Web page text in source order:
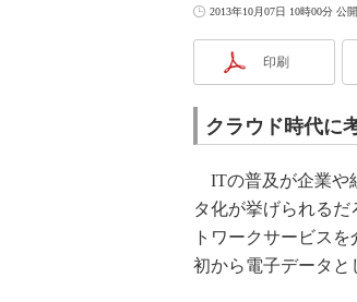
2013年10月07日 10時00分 公開
印刷
クラウド時代に
ITの普及が企業や
タ化が挙げられる
トワークサービス
初から電子データと